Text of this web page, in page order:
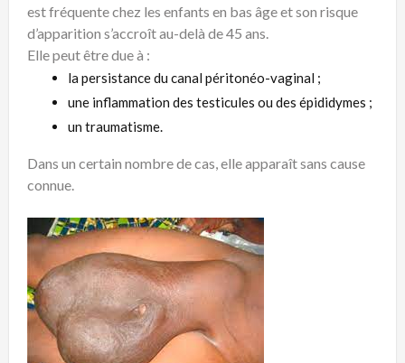
est fréquente chez les enfants en bas âge et son risque
d’apparition s’accroît au-delà de 45 ans.
Elle peut être due à :
la persistance du canal péritonéo-vaginal ;
une inflammation des testicules ou des épididymes ;
un traumatisme.
Dans un certain nombre de cas, elle apparaît sans cause
connue.